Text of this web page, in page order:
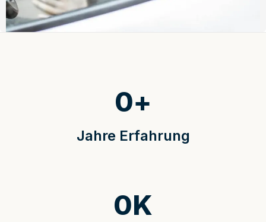
Jahre Erfahrung
0+
0K